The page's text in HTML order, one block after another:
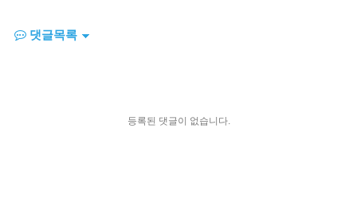
댓글목록
등록된 댓글이 없습니다.